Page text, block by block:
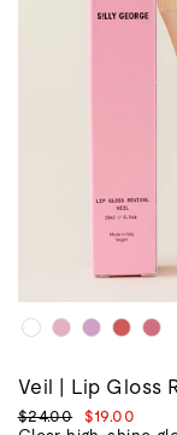
Veil | Lip Gloss
Prix
$24.00
Prix
$19.00